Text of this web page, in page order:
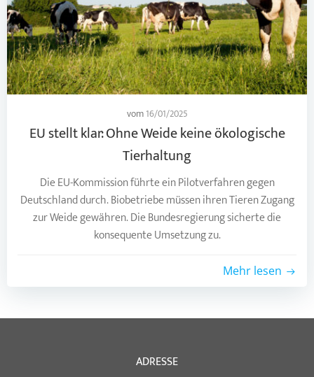
vom16/01/2025
EU stellt klar: Ohne Weide keine ökologische
Tierhaltung
Die EU-Kommission führte ein Pilotverfahren gegen
Deutschland durch. Biobetriebe müssen ihren Tieren Zugang
zur Weide gewähren. Die Bundesregierung sicherte die
konsequente Umsetzung zu.
Mehr lesen
ADRESSE